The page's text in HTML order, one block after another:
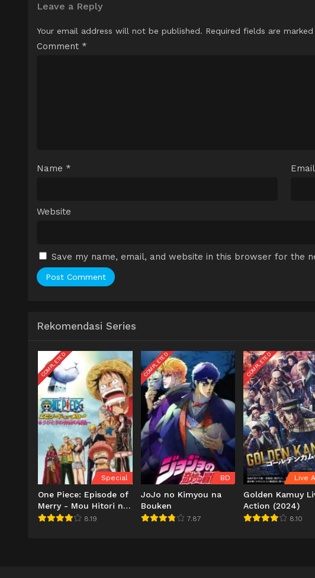
Leave a Reply
Your email address will not be published. Required fields are marked
Comment *
Name * Email
Website
Save my name, email, and website in this browser for the
Rekomendasi Series
COMPLETED
Special
One Piece: Episode of
Merry - Mou Hitori no
Nakama no 8.19
COMPLETED
BD
JoJo no Kimyou na
Bouken
7.87
COMPLETED
Live
Golden Kamuy
Action (2024)
8.10